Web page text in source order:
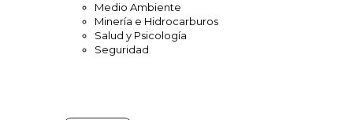
Medio Ambiente
Minería e Hidrocarburos
Salud y Psicología
Seguridad